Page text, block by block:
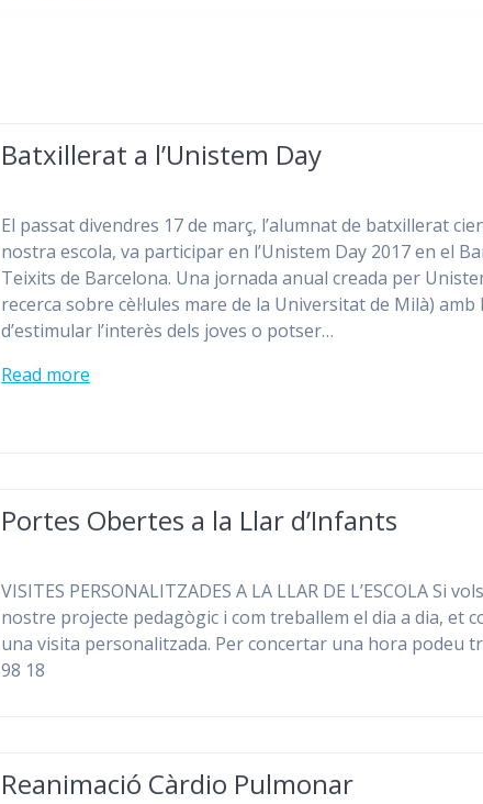
Batxillerat a l’Unistem Day
El passat divendres 17 de març, l’alumnat de batxillerat
nostra escola, va participar en l’Unistem Day 2017 en el
Teixits de Barcelona. Una jornada anual creada per
recerca sobre cèl·lules mare de la Universitat de Milà) amb
d’estimular l’interès dels joves o potser…
Read more
Portes Obertes a la Llar d’Infants
VISITES PERSONALITZADES A LA LLAR DE L’ESCOLA Si
nostre projecte pedagògic i com treballem el dia a dia, et
una visita personalitzada. Per concertar una hora podeu
98 18
Reanimació Càrdio Pulmonar